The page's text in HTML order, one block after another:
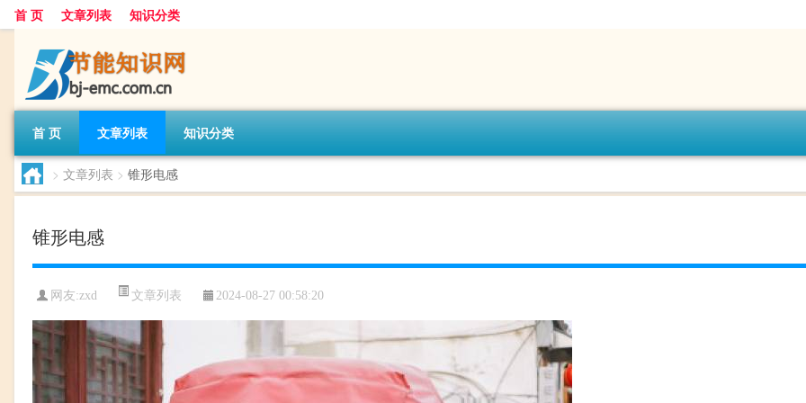
首 页 文章列表 知识分类
首 页 文章列表 知识分类
> 文章列表 > 锥形电感
锥形电感
网友:zxd 文章列表 2024-08-27 00:58:20